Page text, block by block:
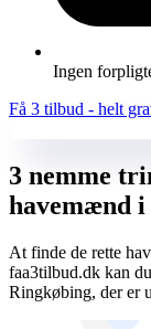
Ingen
Få 3 tilbud - helt
3 nemme
havemænd
At finde de rette
faa3tilbud.dk kan
Ringkøbing, der er